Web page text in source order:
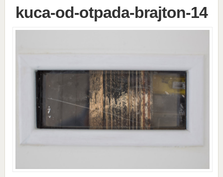
kuca-od-otpada-brajton-14